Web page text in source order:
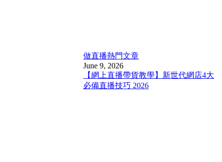
做直播熱門文章
June 9, 2026
【網上直播帶貨教學】新世代網店4大
必備直播技巧 2026